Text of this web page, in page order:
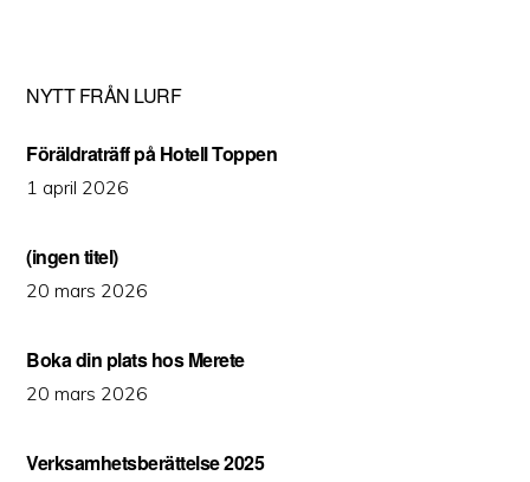
NYTT FRÅN LURF
Föräldraträff på Hotell Toppen
1 april 2026
(ingen titel)
20 mars 2026
Boka din plats hos Merete
20 mars 2026
Verksamhetsberättelse 2025